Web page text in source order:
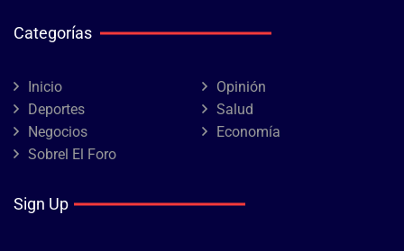
Categorías
Inicio
Opinión
Deportes
Salud
Negocios
Economía
Sobrel El Foro
Sign Up